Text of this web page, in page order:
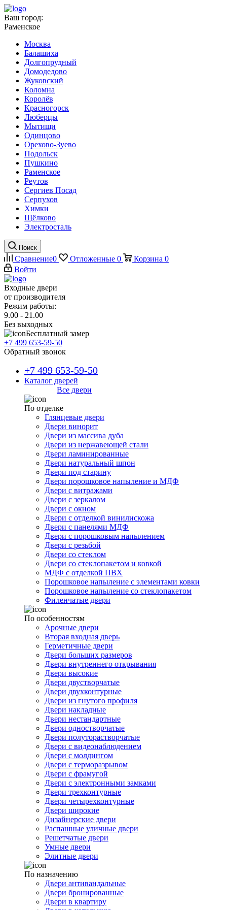
Ваш город:
Раменское
Москва
Балашиха
Долгопрудный
Домодедово
Жуковский
Коломна
Королёв
Красногорск
Люберцы
Мытищи
Одинцово
Орехово-Зуево
Подольск
Пушкино
Раменское
Реутов
Сергиев Посад
Серпухов
Химки
Щёлково
Электросталь
Поиск
Сравнение0 Отложенные 0 Корзина 0
Войти
Входные двери
от производителя
Режим работы:
9.00 - 21.00
Без выходных
Бесплатный замер
+7 499 653-59-50
Обратный звонок
+7 499 653-59-50
Каталог дверей
Все двери
По отделке
Глянцевые двери
Двери винорит
Двери из массива дуба
Двери из нержавеющей стали
Двери ламинированные
Двери натуральный шпон
Двери под старину
Двери порошковое напыление и МДФ
Двери с витражами
Двери с зеркалом
Двери с окном
Двери с отделкой винилискожа
Двери с панелями МДФ
Двери с порошковым напылением
Двери с резьбой
Двери со стеклом
Двери со стеклопакетом и ковкой
МДФ с отделкой ПВХ
Порошковое напыление с элементами ковки
Порошковое напыление со стеклопакетом
Филенчатые двери
По особенностям
Арочные двери
Вторая входная дверь
Герметичные двери
Двери больших размеров
Двери внутреннего открывания
Двери высокие
Двери двустворчатые
Двери двухконтурные
Двери из гнутого профиля
Двери накладные
Двери нестандартные
Двери одностворчатые
Двери полуторастворчатые
Двери с видеонаблюдением
Двери с молдингом
Двери с терморазрывом
Двери с фрамугой
Двери с электронными замками
Двери трехконтурные
Двери четырехконтурные
Двери широкие
Дизайнерские двери
Распашные уличные двери
Решетчатые двери
Умные двери
Элитные двери
По назначению
Двери антивандальные
Двери бронированные
Двери в квартиру